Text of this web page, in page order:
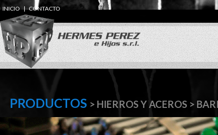
INICIO | CONTACTO
PRODUCTOS > HIERROS Y ACEROS >